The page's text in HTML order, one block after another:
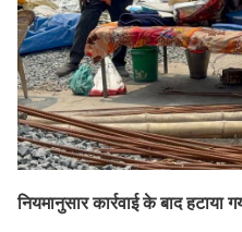
नियमानुसार कार्रवाई के बाद हटाया